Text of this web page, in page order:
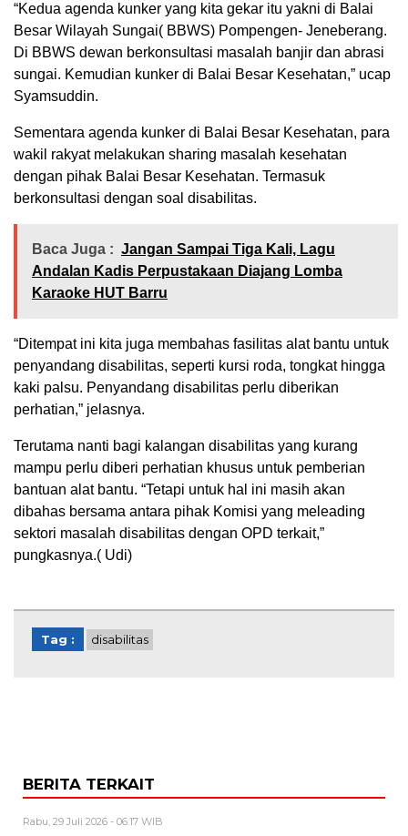
“Kedua agenda kunker yang kita gekar itu yakni di Balai
Besar Wilayah Sungai( BBWS) Pompengen- Jeneberang.
Di BBWS dewan berkonsultasi masalah banjir dan abrasi
sungai. Kemudian kunker di Balai Besar Kesehatan,” ucap
Syamsuddin.
Sementara agenda kunker di Balai Besar Kesehatan, para
wakil rakyat melakukan sharing masalah kesehatan
dengan pihak Balai Besar Kesehatan. Termasuk
berkonsultasi dengan soal disabilitas.
Baca Juga : Jangan Sampai Tiga Kali, Lagu
Andalan Kadis Perpustakaan Diajang Lomba
Karaoke HUT Barru
“Ditempat ini kita juga membahas fasilitas alat bantu untuk
penyandang disabilitas, seperti kursi roda, tongkat hingga
kaki palsu. Penyandang disabilitas perlu diberikan
perhatian,” jelasnya.
Terutama nanti bagi kalangan disabilitas yang kurang
mampu perlu diberi perhatian khusus untuk pemberian
bantuan alat bantu. “Tetapi untuk hal ini masih akan
dibahas bersama antara pihak Komisi yang meleading
sektori masalah disabilitas dengan OPD terkait,”
pungkasnya.( Udi)
Tag : disabilitas
BERITA TERKAIT
Rabu, 29 Juli 2026 - 06:17 WIB